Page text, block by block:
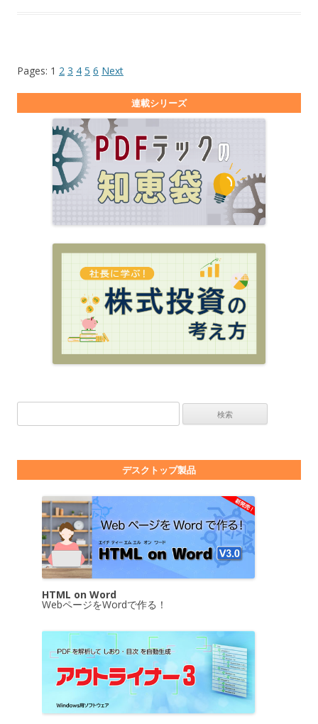
Pages: 1 2 3 4 5 6 Next
連載シリーズ
デスクトップ製品
HTML on Word
WebページをWordで作る！